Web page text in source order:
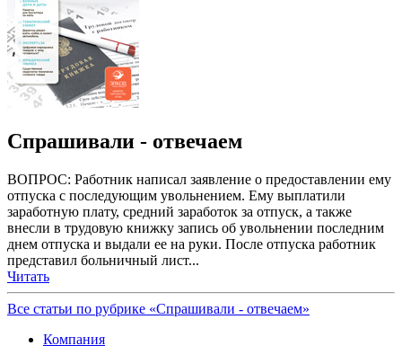
Спрашивали - отвечаем
ВОПРОС: Работник написал заявление о предоставлении ему
отпуска с последующим увольнением. Ему выплатили
заработную плату, средний заработок за отпуск, а также
внесли в трудовую книжку запись об увольнении последним
днем отпуска и выдали ее на руки. После отпуска работник
представил больничный лист...
Читать
Все статьи по рубрике «Спрашивали - отвечаем»
Компания